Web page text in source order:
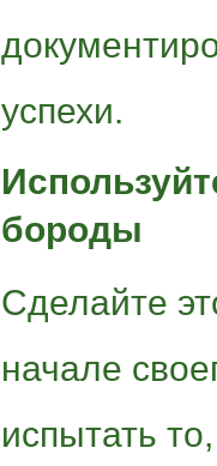
успехи.
бороды
Сделайте
начале
испытать